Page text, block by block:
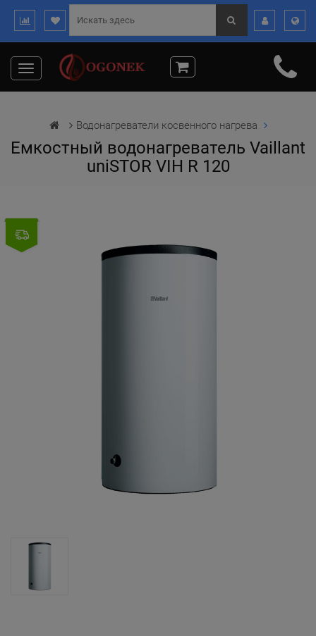
Toggle
navigation
Водонагреватели косвенного нагрева
Емкостный водонагреватель Vaillant
uniSTOR VIH R 120